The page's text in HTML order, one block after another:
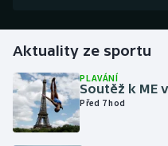
Florbal
Golf
Aktuality ze sportu
PLAVÁNÍ
Soutěž k ME
Před 7 hod